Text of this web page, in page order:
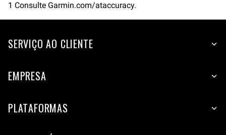
1 Consulte Garmin.com/ataccuracy.
SERVIÇO AO CLIENTE
EMPRESA
PLATAFORMAS